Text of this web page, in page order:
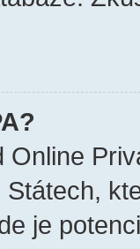
Online
je